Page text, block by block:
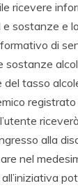
ricevere
e sostanze e
di
sostanze
del tasso
registrato
alla
nel